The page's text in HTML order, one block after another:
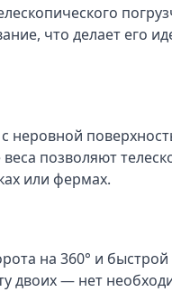
что делает его
неровной
позволяют
или фермах.
на 360° и
двоих — нет